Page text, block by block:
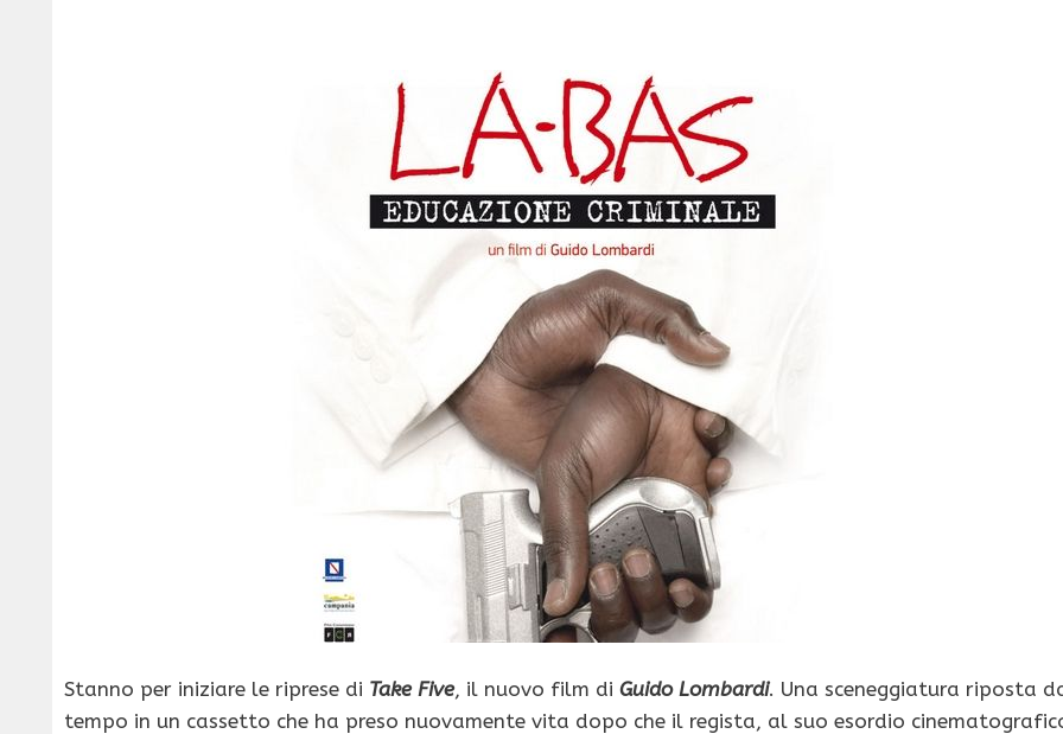
Stanno per iniziare le riprese di Take Five, il nuovo film di Guido Lombardi. Una sceneggiatura riposta
tempo in un cassetto che ha preso nuovamente vita dopo che il regista, al suo esordio